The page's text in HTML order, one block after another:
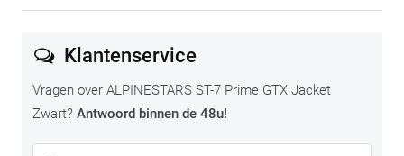
Klantenservice
Vragen over ALPINESTARS ST-7 Prime GTX Jacket
Zwart? Antwoord binnen de 48u!